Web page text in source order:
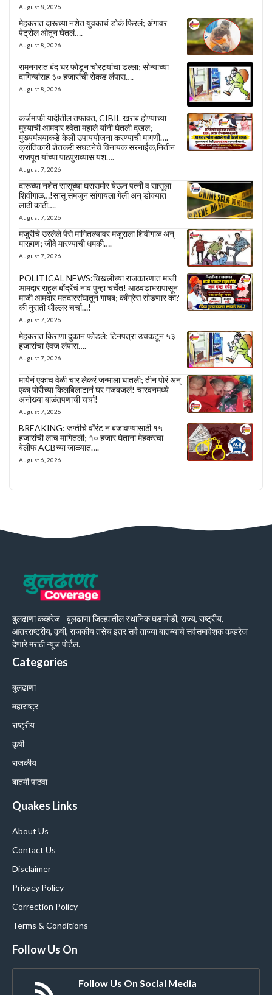
August 8, 2026
मेहकरात दारूच्या नशेत युवकाचं डोकं फिरलं; अंगावर
पेट्रोल ओतून घेतलं….
August 8, 2026
रामनगरात बंद घर फोडून चोरट्यांचा डल्ला; सोन्याच्या
दागिन्यांसह ३० हजारांची रोकड लंपास….
August 8, 2026
कर्जमाफी यादीतील तफावत, CIBIL खराब होण्याच्या
मुद्द्याची आमदार श्वेता महाले यांनी घेतली दखल;
मुख्यमंत्र्याकडे केली उपाययोजना करण्याची मागणी….
क्रांतिकारी शेतकरी संघटनेचे विनायक सरनाईक,नितीन
राजपूत यांच्या पाठपुराव्यास यश….
August 7, 2026
दारूच्या नशेत सासूच्या घरासमोर येऊन पत्नी व सासूला
शिवीगाळ…!सासू समजून सांगायला गेली अन् डोक्यात
लाठी काठी….
August 7, 2026
मजुरीचे उरलेले पैसे मागितल्यावर मजुराला शिवीगाळ अन्
मारहाण; जीवे मारण्याची धमकी….
August 7, 2026
POLITICAL NEWS:चिखलीच्या राजकारणात माजी
आमदार राहुल बोंद्रेंचं नाव पुन्हा चर्चेत! आठवडाभरापासून
माजी आमदार मतदारसंघातून गायब; काँग्रेस सोडणार का?
की नुसती थील्लर चर्चा…!
August 7, 2026
मेहकरात किराणा दुकान फोडले; टिनपत्रा उचकटून ५३
हजारांचा ऐवज लंपास….
August 7, 2026
मायेनं एकाच वेळी चार लेकरं जन्माला घातली; तीन पोरं अन्
एका पोरीच्या किलबिलाटानं घर गजबजलं! चारवनमध्ये
अनोख्या बाळंतपणाची चर्चा!
August 7, 2026
BREAKING: जप्तीचे वॉरंट न बजावण्यासाठी १५
हजारांची लाच मागितली; १० हजार घेताना मेहकरचा
बेलीफ ACBच्या जाळ्यात….
August 6, 2026
बुलढाणा कव्हरेज - बुलढाणा जिल्ह्यातील स्थानिक घडामोडी, राज्य, राष्ट्रीय,
आंतरराष्ट्रीय, कृषी, राजकीय तसेच इतर सर्व ताज्या बातम्यांचे सर्वसमावेशक कव्हरेज
देणारे मराठी न्यूज पोर्टल.
Categories
बुलढाणा
महाराष्ट्र
राष्ट्रीय
कृषी
राजकीय
बातमी पाठवा
Quakes Links
About Us
Contact Us
Disclaimer
Privacy Policy
Correction Policy
Terms & Conditions
Follow Us On
Follow Us On Social Media